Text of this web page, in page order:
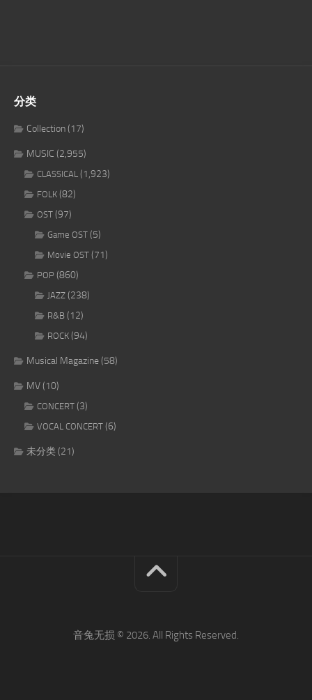
分类
Collection(17)
MUSIC (2,955)
CLASSICAL (1,923)
FOLK (82)
OST (97)
Game OST (5)
Movie OST (71)
POP (860)
JAZZ (238)
R&B (12)
ROCK (94)
Musical Magazine(58)
MV(10)
CONCERT (3)
VOCAL CONCERT (6)
未分类(21)
音兔无损 © 2026. All Rights Reserved.